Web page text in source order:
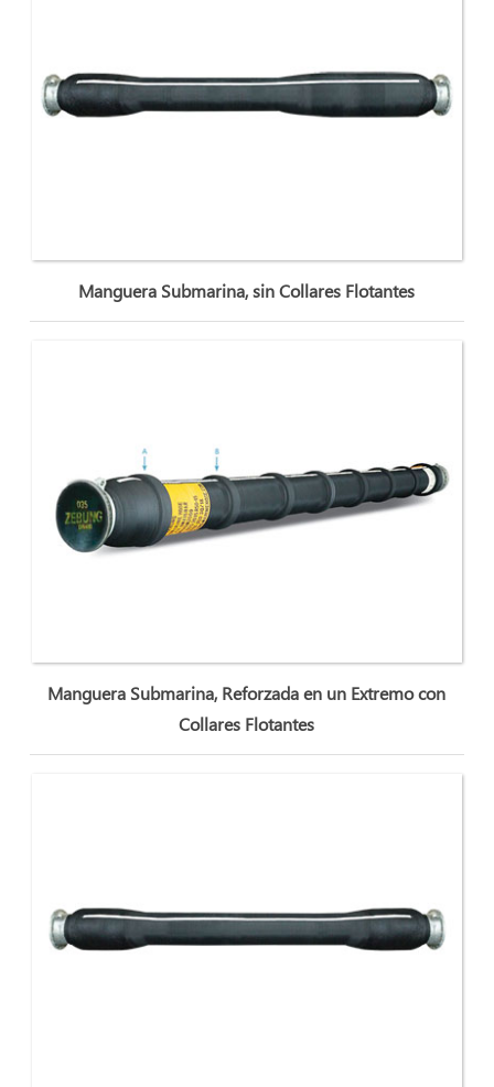
Manguera Submarina, sin Collares Flotantes
Manguera Submarina, Reforzada en un Extremo con
Collares Flotantes